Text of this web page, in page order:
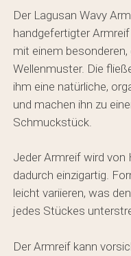
Der Lagusan Wavy
handgefertigter
mit einem
Wellenmuster. Die
ihm eine natürliche,
und machen ihn zu
Schmuckstück.
Jeder Armreif wird
dadurch einzigartig.
leicht variieren, was
jedes Stückes
Der Armreif kann